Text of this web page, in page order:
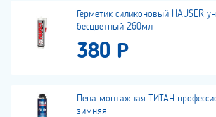
Герметик силиконовый HAUSER
бесцветный 260мл
380 Р
Пена монтажная ТИТАН
зимняя